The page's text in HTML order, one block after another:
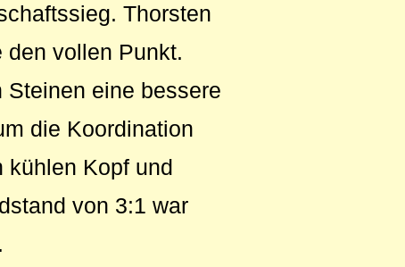
Thorsten
vollen Punkt.
eine bessere
die Koordination
kühlen Kopf und
von 3:1 war